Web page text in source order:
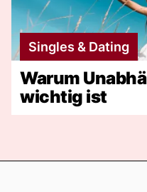
Singles & Dating
Warum
wichtig ist